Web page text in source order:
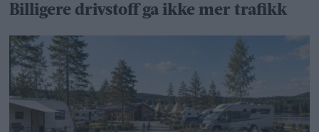
Billigere drivstoff ga ikke mer trafikk